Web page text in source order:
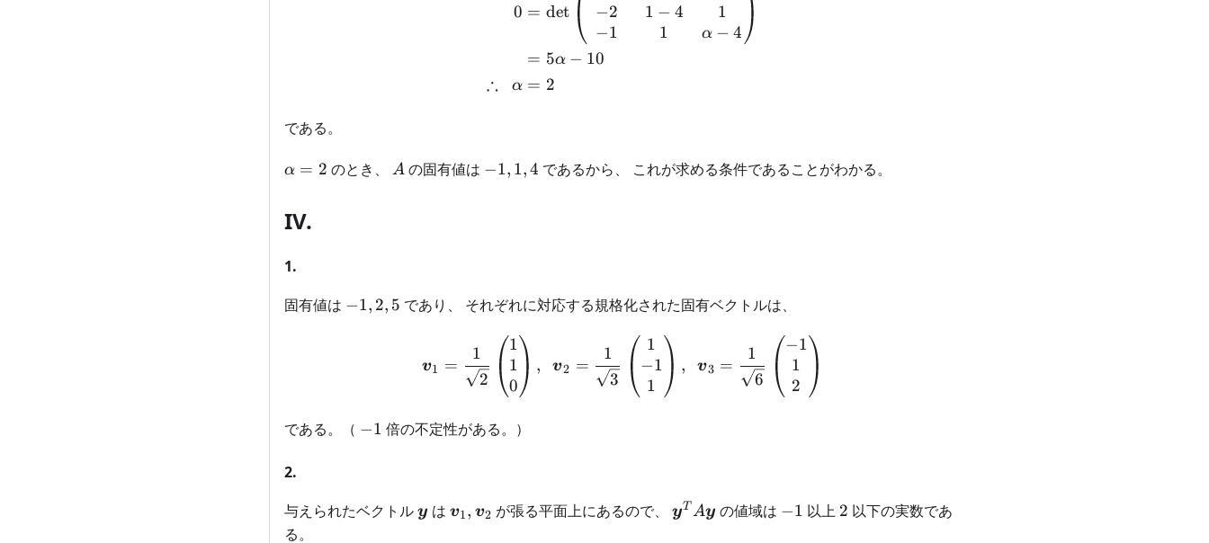
0
∴ α
= det
−2
−1
1 − 4
1
1
α − 4
= 5α − 10
= 2
である。
\alpha=2
α = 2 のとき、 A
Aの固有値は -1,
−1, 1,4 であるから、 これが求める条件であることがわかる。
IV.
1.
固有値は -1,
−1, 2, 5 であり、 それぞれに対応する規格化された固有ベクトルは、
\begin{aligned} \boldsymbol{v}_1 = \frac{1}{\sqrt{2}}
v1 =
2
1
1
1
0
, v2 =
3
1
1
−1
1
, v3 =
6
1 −1
1
2
である。（ -1
−1 倍の不定性がある。）
2.
与えられたベクトル\boldsymbol{y}
yは \boldsymbol{v}_1,
v1, v2 が張る平面上にあるので、\boldsymbol{y}^T
yT Ayの値域は -1
−1 以上 2
2 以下の実数であ
る。